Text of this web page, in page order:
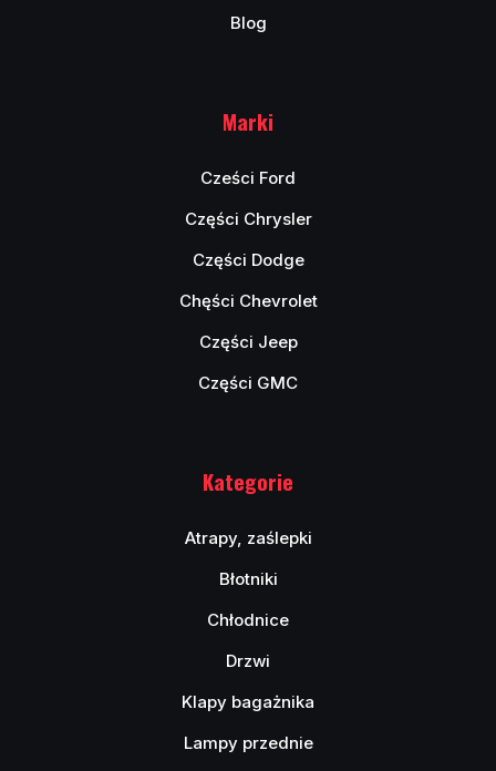
Blog
Marki
Cześci Ford
Części Chrysler
Części Dodge
Chęści Chevrolet
Części Jeep
Części GMC
Kategorie
Atrapy, zaślepki
Błotniki
Chłodnice
Drzwi
Klapy bagażnika
Lampy przednie